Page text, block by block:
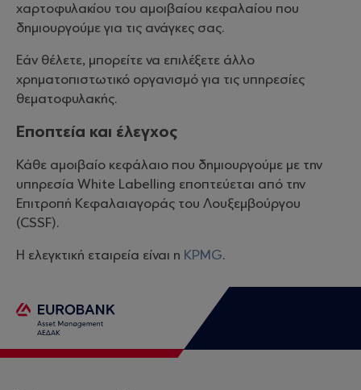
χαρτοφυλακίου του αμοιβαίου κεφαλαίου που
δημιουργούμε για τις ανάγκες σας.
Εάν θέλετε, μπορείτε να επιλέξετε άλλο
χρηματοπιστωτικό οργανισμό για τις υπηρεσίες
θεματοφυλακής.
Εποπτεία και έλεγχος
Κάθε αμοιβαίο κεφάλαιο που δημιουργούμε με την
υπηρεσία White Labelling εποπτεύεται από την
Επιτροπή Κεφαλαιαγοράς του Λουξεμβούργου
(CSSF).
Η ελεγκτική εταιρεία είναι η KPMG.